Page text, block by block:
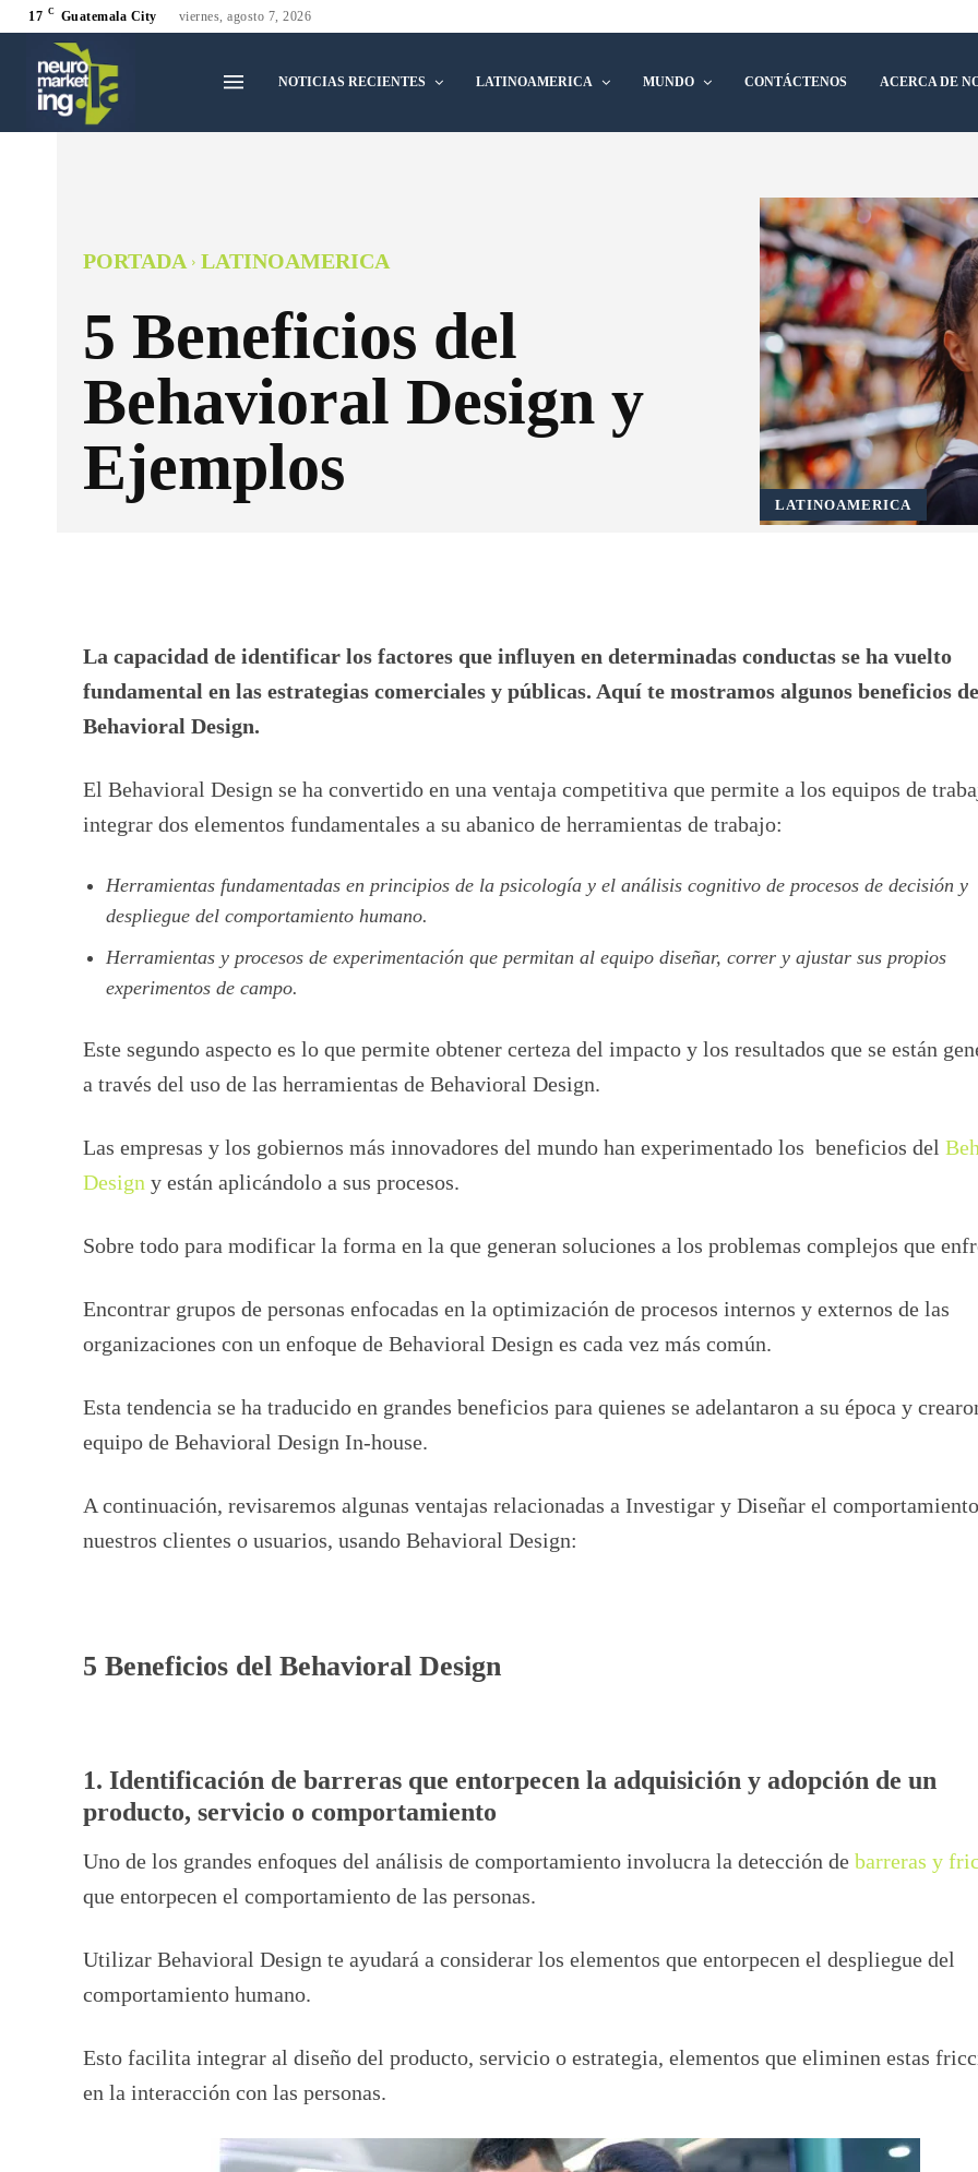
17 C Guatemala City viernes, agosto 7, 2026
NOTICIAS RECIENTES LATINOAMERICA MUNDO CONTÁCTENOS ACERCA DE
PORTADA LATINOAMERICA
5 Beneficios del
Behavioral Design y
Ejemplos
LATINOAMERICA
La capacidad de identificar los factores que influyen en determinadas conductas se ha vuelto
fundamental en las estrategias comerciales y públicas. Aquí te mostramos algunos beneficios
Behavioral Design.
El Behavioral Design se ha convertido en una ventaja competitiva que permite a los equipos de
integrar dos elementos fundamentales a su abanico de herramientas de trabajo:
Herramientas fundamentadas en principios de la psicología y el análisis cognitivo de procesos de decisión y
despliegue del comportamiento humano.
Herramientas y procesos de experimentación que permitan al equipo diseñar, correr y ajustar sus propios
experimentos de campo.
Este segundo aspecto es lo que permite obtener certeza del impacto y los resultados que se están
a través del uso de las herramientas de Behavioral Design.
Las empresas y los gobiernos más innovadores del mundo han experimentado los beneficios del
Design y están aplicándolo a sus procesos.
Sobre todo para modificar la forma en la que generan soluciones a los problemas complejos que
Encontrar grupos de personas enfocadas en la optimización de procesos internos y externos de las
organizaciones con un enfoque de Behavioral Design es cada vez más común.
Esta tendencia se ha traducido en grandes beneficios para quienes se adelantaron a su época y
equipo de Behavioral Design In-house.
A continuación, revisaremos algunas ventajas relacionadas a Investigar y Diseñar el
nuestros clientes o usuarios, usando Behavioral Design:
5 Beneficios del Behavioral Design
1. Identificación de barreras que entorpecen la adquisición y adopción de un
producto, servicio o comportamiento
Uno de los grandes enfoques del análisis de comportamiento involucra la detección de barreras y
que entorpecen el comportamiento de las personas.
Utilizar Behavioral Design te ayudará a considerar los elementos que entorpecen el despliegue del
comportamiento humano.
Esto facilita integrar al diseño del producto, servicio o estrategia, elementos que eliminen estas
en la interacción con las personas.